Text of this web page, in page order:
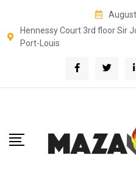
content
Hennessy Court 3rd floor Sir
Port-Louis